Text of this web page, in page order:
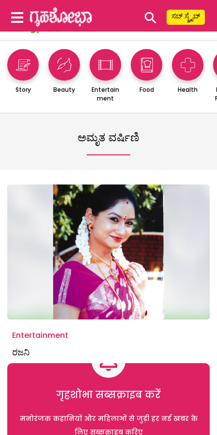
⚲ ಸಬ್ ಸ್ಕ್ರೈಬ್
Story Beauty
Entertain
ment
Food Health
ಅಮೃತ ವರ್ಷಿಣಿ
Entertainment
ರಜನಿ
गृहशोभा सब्सक्राइब करें
मनोरंजक कहानियों और महिलाओं से जुड़ी हर नई खबर के
लिए सब्सक्राइब करिए